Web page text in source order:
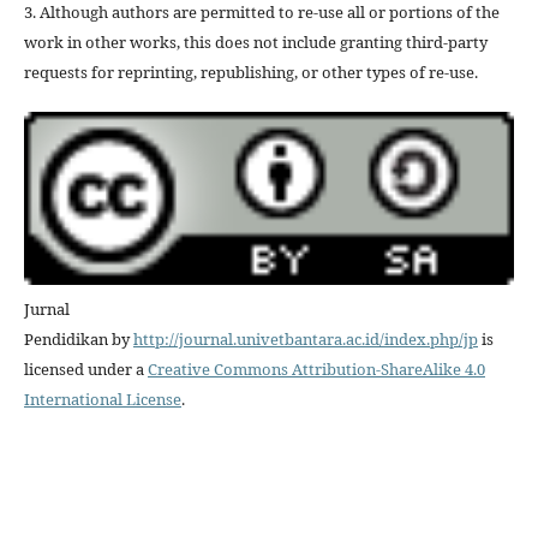
3. Although authors are permitted to re-use all or portions of the
work in other works, this does not include granting third-party
requests for reprinting, republishing, or other types of re-use.
Jurnal
Pendidikan byhttp://journal.univetbantara.ac.id/index.php/jpis
licensed under aCreative Commons Attribution-ShareAlike 4.0
International License.